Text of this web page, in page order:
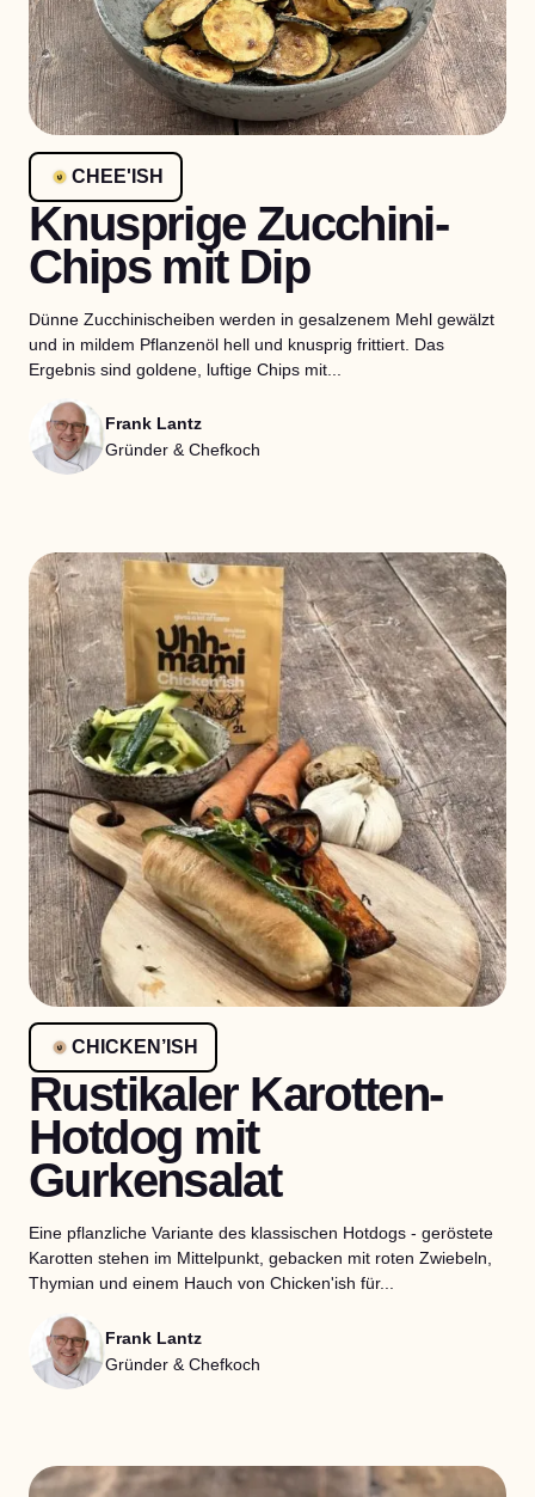
CHEE'ISH
Knusprige Zucchini-
Chips mit Dip
Dünne Zucchinischeiben werden in gesalzenem Mehl gewälzt
und in mildem Pflanzenöl hell und knusprig frittiert. Das
Ergebnis sind goldene, luftige Chips mit...
Frank Lantz
Gründer & Chefkoch
CHICKEN’ISH
Rustikaler Karotten-
Hotdog mit
Gurkensalat
Eine pflanzliche Variante des klassischen Hotdogs - geröstete
Karotten stehen im Mittelpunkt, gebacken mit roten Zwiebeln,
Thymian und einem Hauch von Chicken'ish für...
Frank Lantz
Gründer & Chefkoch